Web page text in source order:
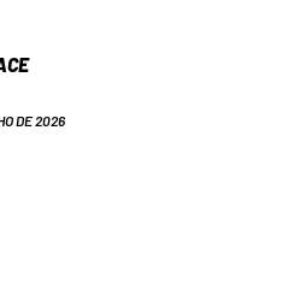
DE 2026